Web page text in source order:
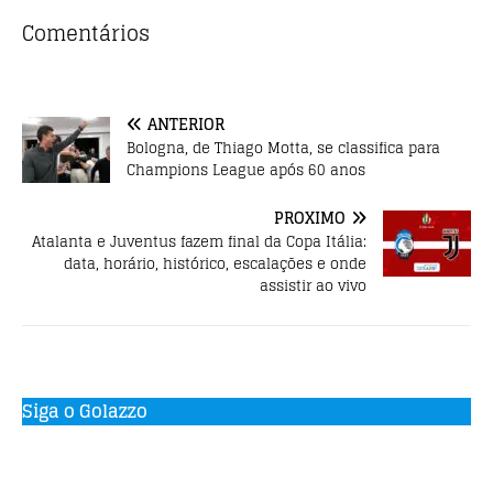
b
o
k
r
p
Comentários
ANTERIOR
Bologna, de Thiago Motta, se classifica para
Champions League após 60 anos
PRÓXIMO
Atalanta e Juventus fazem final da Copa Itália:
data, horário, histórico, escalações e onde
assistir ao vivo
Siga o Golazzo